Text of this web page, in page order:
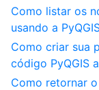
Como listar os
usando a
Como criar sua
código PyQGIS
Como retornar